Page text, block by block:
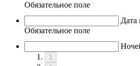
Обязательное поле
Дата
Обязательное поле
1